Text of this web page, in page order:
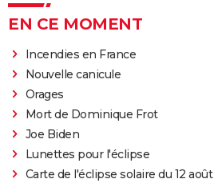
EN CE MOMENT
Incendies en France
Nouvelle canicule
Orages
Mort de Dominique Frot
Joe Biden
Lunettes pour l'éclipse
Carte de l'éclipse solaire du 12 août